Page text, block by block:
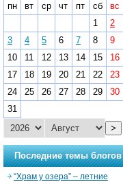
пн
вт ср чт пт сб
вс
1
2
3
4 5 6 7 8
9
10
11 12 13 14 15
16
17
18 19 20 21 22
23
24
25 26 27 28 29
30
31
>
Последние темы блогов
“Храм у озера” – летние